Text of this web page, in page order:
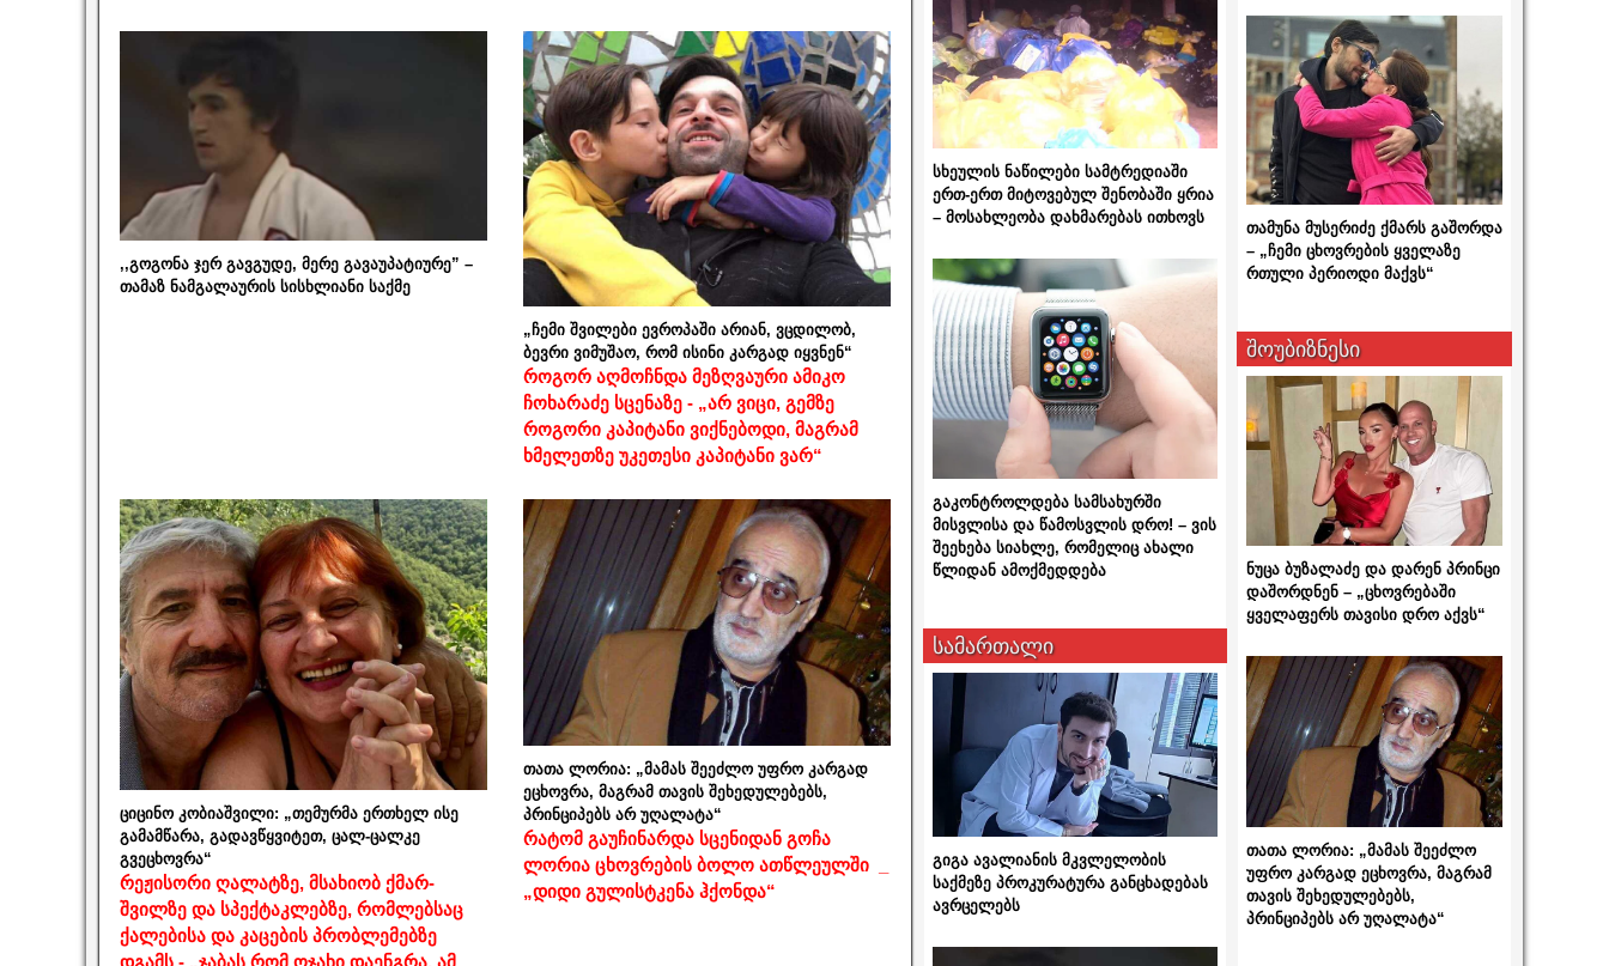
,,გოგონა ჯერ გავგუდე, მერე გავაუპატიურე” –
თამაზ ნამგალაურის სისხლიანი საქმე
„ჩემი შვილები ევროპაში არიან, ვცდილობ,
ბევრი ვიმუშაო, რომ ისინი კარგად იყვნენ“
როგორ აღმოჩნდა მეზღვაური ამიკო
ჩოხარაძე სცენაზე - „არ ვიცი, გემზე
როგორი კაპიტანი ვიქნებოდი, მაგრამ
ხმელეთზე უკეთესი კაპიტანი ვარ“
ციცინო კობიაშვილი: „თემურმა ერთხელ ისე
გამამწარა, გადავწყვიტეთ, ცალ-ცალკე
გვეცხოვრა“
რეჟისორი ღალატზე, მსახიობ ქმარ-
შვილზე და სპექტაკლებზე, რომლებსაც
ქალებისა და კაცების პრობლემებზე
თათა ლორია: „მამას შეეძლო უფრო კარგად
ეცხოვრა, მაგრამ თავის შეხედულებებს,
პრინციპებს არ უღალატა“
რატომ გაუჩინარდა სცენიდან გოჩა
ლორია ცხოვრების ბოლო ათწლეულში _
„დიდი გულისტკენა ჰქონდა“
სხეულის ნაწილები სამტრედიაში
ერთ-ერთ მიტოვებულ შენობაში ყრია
– მოსახლეობა დახმარებას ითხოვს
გაკონტროლდება სამსახურში
მისვლისა და წამოსვლის დრო! – ვის
შეეხება სიახლე, რომელიც ახალი
წლიდან ამოქმედდება
სამართალი
გიგა ავალიანის მკვლელობის
საქმეზე პროკურატურა განცხადებას
ავრცელებს
თამუნა მუსერიძე ქმარს გაშორდა
– „ჩემი ცხოვრების ყველაზე
რთული პერიოდი მაქვს“
შოუბიზნესი
ნუცა ბუზალაძე და დარენ პრინცი
დაშორდნენ – „ცხოვრებაში
ყველაფერს თავისი დრო აქვს“
თათა ლორია: „მამას შეეძლო
უფრო კარგად ეცხოვრა, მაგრამ
თავის შეხედულებებს,
პრინციპებს არ უღალატა“